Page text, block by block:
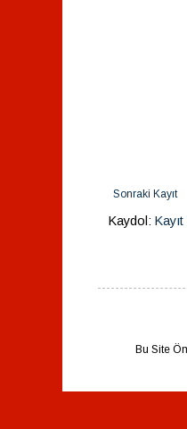
Sonraki Kayıt
Kaydol:
Bu Site